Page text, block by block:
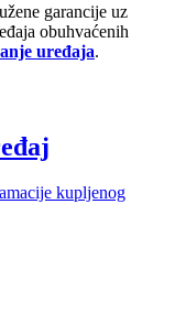
garancije uz
obuhvaćenih
uređaja.
kupljenog